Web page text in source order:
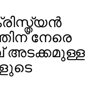
നേരെ
അടക്കമുള്ള